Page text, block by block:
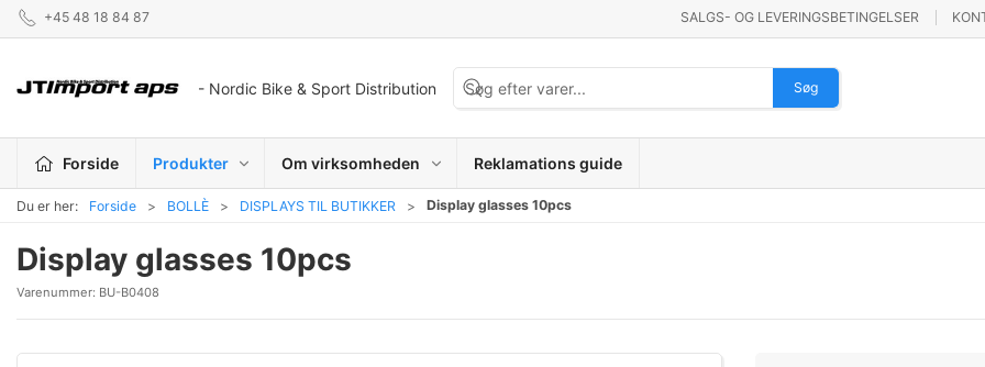
+45 48 18 84 87 SALGS- OG LEVERINGSBETINGELSER
- Nordic Bike & Sport Distribution Søg
Forside Produkter Om virksomheden Reklamations guide
Du er her: Forside BOLLÈ DISPLAYS TIL BUTIKKER Display glasses 10pcs
Display glasses 10pcs
Varenummer: BU-B0408